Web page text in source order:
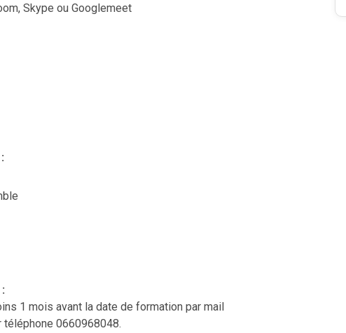
Skype ou Googlemeet
1 mois avant la date de formation par mail
0660968048.